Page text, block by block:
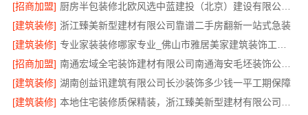
[招商加盟]
厨房半包装修北欧风选中蓝建投（北京）建设有限公司武功分公司
[建筑装修] 浙江臻美新型建材有限公司靠谱二手房翻新一站式急装
[建筑装修]
[招商加盟]
南通宏域全宅装饰建材有限公司南通海安毛坯装饰公司设计
[建筑装修] 湖南创益讯建筑有限公司长沙装饰多少钱一平工期保障
[建筑装修]